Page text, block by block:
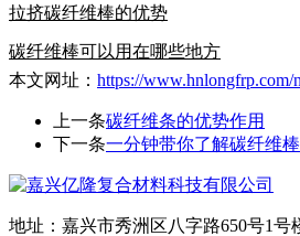
拉挤碳纤维棒的优势
碳纤维棒可以用在哪些地方
本文网址： https://www.hnlongfrp.com/
上一条碳纤维条的优势作用
下一条一分钟带你了解碳纤维棒
地址：嘉兴市秀洲区八字路650号1号